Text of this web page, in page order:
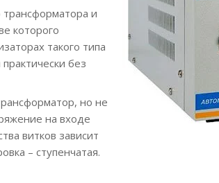
трансформатора и
которого
такого типа
без
но не
на входе
витков зависит
– ступенчатая.